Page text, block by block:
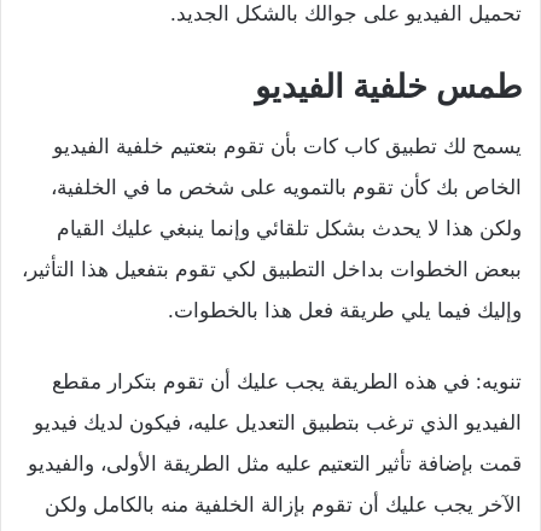
تحميل الفيديو على جوالك بالشكل الجديد.
طمس خلفية الفيديو
يسمح لك تطبيق كاب كات بأن تقوم بتعتيم خلفية الفيديو
الخاص بك كأن تقوم بالتمويه على شخص ما في الخلفية،
ولكن هذا لا يحدث بشكل تلقائي وإنما ينبغي عليك القيام
ببعض الخطوات بداخل التطبيق لكي تقوم بتفعيل هذا التأثير،
وإليك فيما يلي طريقة فعل هذا بالخطوات.
تنويه: في هذه الطريقة يجب عليك أن تقوم بتكرار مقطع
الفيديو الذي ترغب بتطبيق التعديل عليه، فيكون لديك فيديو
قمت بإضافة تأثير التعتيم عليه مثل الطريقة الأولى، والفيديو
الآخر يجب عليك أن تقوم بإزالة الخلفية منه بالكامل ولكن